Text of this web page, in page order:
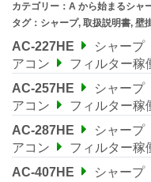
カテゴリー： A から始まるシャ
タグ： シャープ, 取扱説明書, 壁
AC-227HE シャープ
アコン
フィルター稼
AC-257HE
シャープ
アコン
フィルター稼
AC-287HE
シャープ
アコン
フィルター稼
AC-407HE
シャープ